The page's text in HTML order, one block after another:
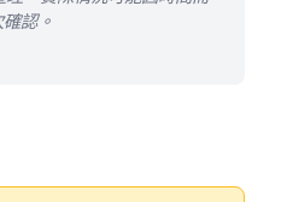
認。